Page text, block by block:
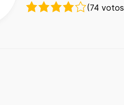
(74